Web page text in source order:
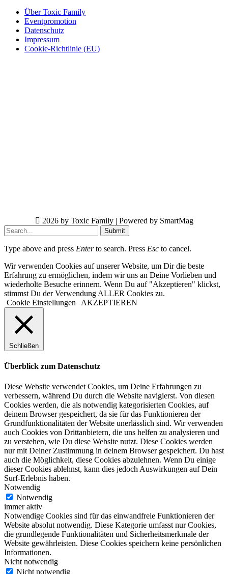
Über Toxic Family
Eventpromotion
Datenschutz
Impressum
Cookie-Richtlinie (EU)
2026 by Toxic Family | Powered by SmartMag
Submit
Type above and press Enterto search. Press Esc to cancel.
Wir verwenden Cookies auf unserer Website, um Dir die beste
Erfahrung zu ermöglichen, indem wir uns an Deine Vorlieben und
wiederholte Besuche erinnern. Wenn Du auf "Akzeptieren" klickst,
stimmst Du der Verwendung ALLER Cookies zu.
Cookie Einstellungen
AKZEPTIEREN
Schließen
Überblick zum Datenschutz
Diese Website verwendet Cookies, um Deine Erfahrungen zu
verbessern, während Du durch die Website navigierst. Von diesen
Cookies werden, die als notwendig kategorisierten Cookies, auf
deinem Browser gespeichert, da sie für das Funktionieren der
Grundfunktionalitäten der Website unerlässlich sind. Wir verwenden
auch Cookies von Drittanbietern, die uns helfen zu analysieren und
zu verstehen, wie Du diese Website nutzt. Diese Cookies werden
nur mit Deiner Zustimmung in deinem Browser gespeichert. Du hast
auch die Möglichkeit, diese Cookies abzulehnen. Wenn Du einige
dieser Cookies ablehnst, kann dies jedoch Auswirkungen auf Dein
Surf-Erlebnis haben.
Notwendig
Notwendig
immer aktiv
Notwendige Cookies sind für das einwandfreie Funktionieren der
Website absolut notwendig. Diese Kategorie umfasst nur Cookies,
die grundlegende Funktionalitäten und Sicherheitsmerkmale der
Website gewährleisten. Diese Cookies speichern keine persönlichen
Informationen.
Nicht notwendig
Nicht notwendig